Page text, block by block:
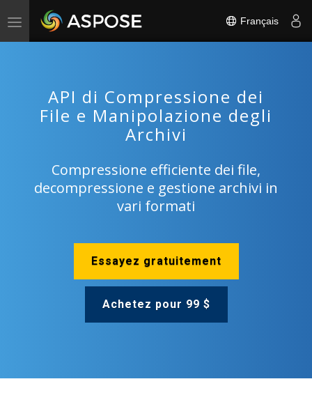
Toggle
navigation
Français
API di Compressione dei
File e Manipolazione degli
Archivi
Compressione efficiente dei file,
decompressione e gestione archivi in
vari formati
Essayez gratuitement
Achetez pour 99 $